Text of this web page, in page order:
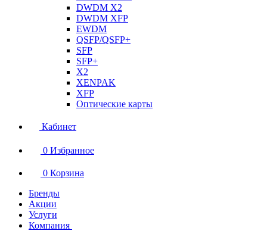
DWDM X2
DWDM XFP
EWDM
QSFP/QSFP+
SFP
SFP+
X2
XENPAK
XFP
Оптические карты
Кабинет
0 Избранное
0 Корзина
Бренды
Акции
Услуги
Компания